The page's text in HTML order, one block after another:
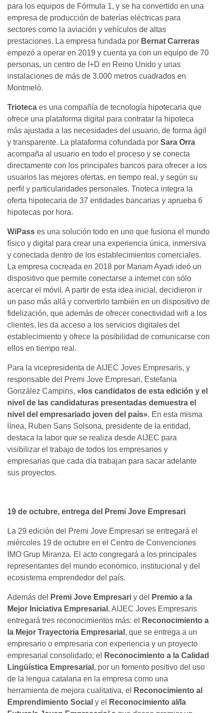
para los equipos de Fórmula 1, y se ha convertido en una
empresa de producción de baterías eléctricas para
sectores como la aviación y vehículos de altas
prestaciones. La empresa fundada por Bernat Carreras
empezó a operar en 2019 y cuenta ya con un equipo de 70
personas, un centro de I+D en Reino Unido y unas
instalaciones de más de 3.000 metros cuadrados en
Montmeló.
Trioteca es una compañía de tecnología hipotecaria que
ofrece una plataforma digital para contratar la hipoteca
más ajustada a las necesidades del usuario, de forma ágil
y transparente. La plataforma cofundada por Sara Orra
acompaña al usuario en todo el proceso y se conecta
directamente con los principales bancos para ofrecer a los
usuarios las mejores ofertas, en tiempo real, y según su
perfil y particularidades personales. Trioteca integra la
oferta hipotecaria de 37 entidades bancarias y aprueba 6
hipotecas por hora.
WiPass es una solución todo en uno que fusiona el mundo
físico y digital para crear una experiencia única, inmersiva
y conectada dentro de los establecimientos comerciales.
La empresa cocreada en 2018 por Mariam Ayadi ideó un
dispositivo que permite conectarse a internet con sólo
acercar el móvil. A partir de esta idea inicial, decidieron ir
un paso más allá y convertirlo también en un dispositivo de
fidelización, que además de ofrecer conectividad wifi a los
clientes, les da acceso a los servicios digitales del
establecimiento y ofrece la posibilidad de comunicarse con
ellos en tiempo real.
Para la vicepresidenta de AIJEC Joves Empresaris, y
responsable del Premi Jove Empresari, Estefania
González Campins, «los candidatos de esta edición y el
nivel de las candidaturas presentadas demuestra el
nivel del empresariado joven del país». En esta misma
línea, Ruben Sans Solsona, presidente de la entidad,
destaca la labor que se realiza desde AIJEC para
visibilizar el trabajo de todos los empresarios y
empresarias que cada día trabajan para sacar adelante
sus proyectos.
19 de octubre, entrega del Premi Jove Empresari
La 29 edición del Premi Jove Empresari se entregará el
miércoles 19 de octubre en el Centro de Convenciones
IMO Grup Miranza. El acto congregará a los principales
representantes del mundo económico, institucional y del
ecosistema emprendedor del país.
Además del Premi Jove Empresari y del
Premio a la
Mejor Iniciativa Empresarial , AIJEC Joves Empresaris
entregará tres reconocimientos más: el
Reconocimiento a
la Mejor Trayectoria Empresarial , que se entrega a un
empresario o empresaria con experiencia y un proyecto
empresarial consolidado; el
Reconocimiento a la Calidad
Lingüística Empresarial , por un fomento positivo del uso
de la lengua catalana en la empresa como una
herramienta de mejora cualitativa, el
Reconocimiento al
Emprendimiento Social y el
Reconocimiento al/la